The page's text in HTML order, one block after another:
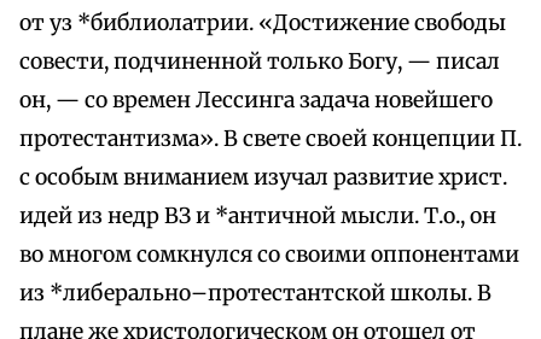
от уз *библиолатрии. «Достижение свободы
совести, подчиненной только Богу, — писал
он, — со времен Лессинга задача новейшего
протестантизма». В свете своей концепции П.
с особым вниманием изучал развитие христ.
идей из недр ВЗ и *античной мысли. Т.о., он
во многом сомкнулся со своими оппонентами
из *либерально–протестантской школы. В
плане же христологическом он отошел от